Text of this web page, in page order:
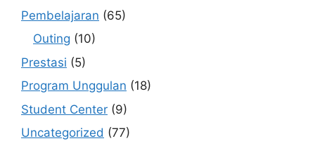
Pembelajaran (65)
Outing (10)
Prestasi (5)
Program Unggulan (18)
Student Center (9)
Uncategorized (77)